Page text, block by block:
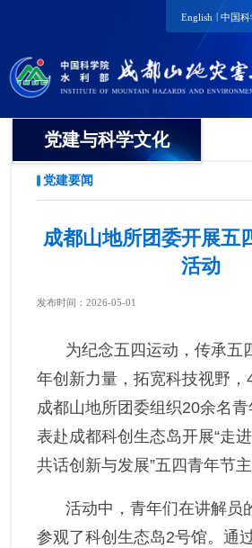
English | 中国科
党建与科学文化
纪委
党建要闻
党风廉政
群团统战
党建要闻
成都山地所团委开展五
活动
发布时间：2026-05-01
为纪念五四运动，传承五
年创新力量，拓宽科技视野，
成都山地所团委组织20余名
表赴成都科创生态岛开展“走
共话创新与发展”五四青年节主
活动中，青年们在讲解员
参观了科创生态岛2号馆。通